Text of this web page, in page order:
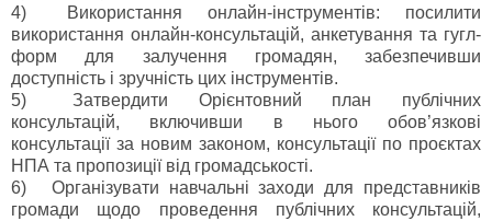
4)
Використання онлайн-інструментів: посилити
використання онлайн-консультацій, анкетування та гугл-
форм для залучення громадян, забезпечивши
доступність і зручність цих інструментів.
5)
Затвердити Орієнтовний план публічних
консультацій, включивши в нього обов’язкові
консультації за новим законом, консультації по проєктах
НПА та пропозиції від громадськості.
6)
Організувати навчальні заходи для представників
громади щодо проведення публічних консультацій,